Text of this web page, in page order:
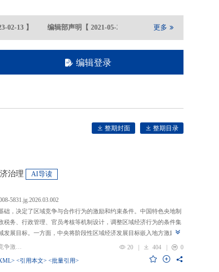
-13】 编辑部声明【 2021-05-21】 重庆大学期刊社在全国
更多
编辑登录
整期封面 整期目录
治理 AI导读
5831.jg.2026.03.002
，决定了区域竞争与合作行为的激励和约束条件。中国特色央地制
税务、行政管理、官员考核等机制设计，调整区域经济行为的条件集
展目标。一方面，中央将阶段性区域经济发展目标嵌入地方激励机
从“为增长而竞争”转向“为发展而竞争”，支出行为从“重建设、轻民
从“地方保护”转向“发挥比较优势”，以区域竞争激励和竞争策略优化
通过对口支援、一体化合作、主体功能区建设等制度安排，在保留区
关键词：央地关系; 区域经济治理; 区域竞争激励; 跨区域合作 20 | 404 |
0
<引用本文> <批量引用>